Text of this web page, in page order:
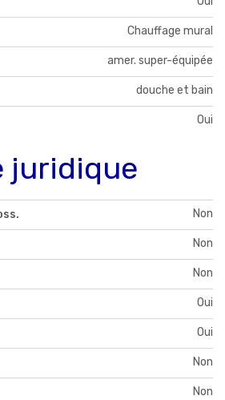
Chauffage mural
amer. super-équipée
douche et bain
Oui
juridique
Non
Non
Non
Oui
Oui
Non
Non